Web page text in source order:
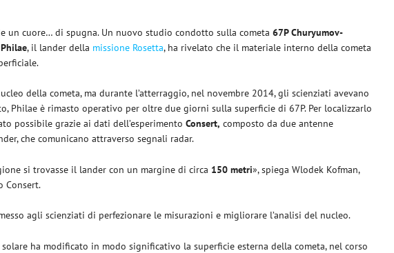
un cuore… di spugna. Un nuovo studio condotto sulla cometa67P Churyumov-
Philae, il lander della missione Rosetta, ha rivelato che il materiale interno della cometa
della cometa, ma durante l’atterraggio, nel novembre 2014, gli scienziati avevano
Philae è rimasto operativo per oltre due giorni sulla superficie di 67P. Per localizzarlo
possibile grazie ai dati dell’esperimentoConsert, composto da due antenne
che comunicano attraverso segnali radar.
si trovasse il lander con un margine di circa 150 metri», spiega Wlodek Kofman,
Consert.
agli scienziati di perfezionare le misurazioni e migliorare l’analisi del nucleo.
ha modificato in modo significativo la superficie esterna della cometa, nel corso